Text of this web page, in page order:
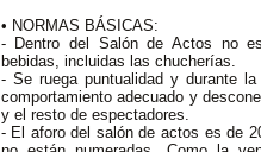
• NORMAS BÁSICAS:
- Dentro del Salón de Actos no
bebidas, incluidas las chucherías.
- Se ruega puntualidad y durante
comportamiento adecuado y
y el resto de espectadores.
- El aforo del salón de actos es de